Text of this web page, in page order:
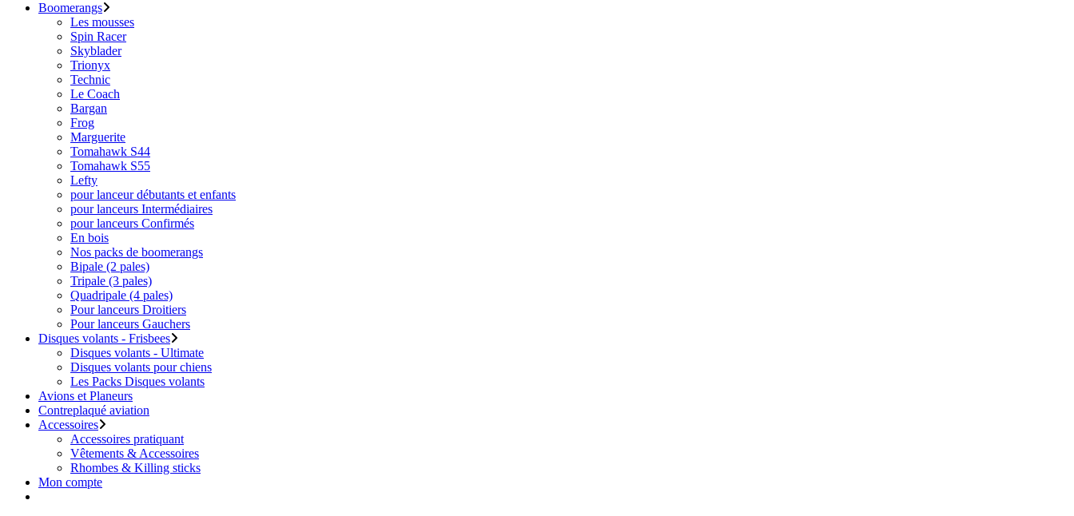
Boomerangs
Les mousses
Spin Racer
Skyblader
Trionyx
Technic
Le Coach
Bargan
Frog
Marguerite
Tomahawk S44
Tomahawk S55
Lefty
pour lanceur débutants et enfants
pour lanceurs Intermédiaires
pour lanceurs Confirmés
En bois
Nos packs de boomerangs
Bipale (2 pales)
Tripale (3 pales)
Quadripale (4 pales)
Pour lanceurs Droitiers
Pour lanceurs Gauchers
Disques volants - Frisbees
Disques volants - Ultimate
Disques volants pour chiens
Les Packs Disques volants
Avions et Planeurs
Contreplaqué aviation
Accessoires
Accessoires pratiquant
Vêtements & Accessoires
Rhombes & Killing sticks
Mon compte